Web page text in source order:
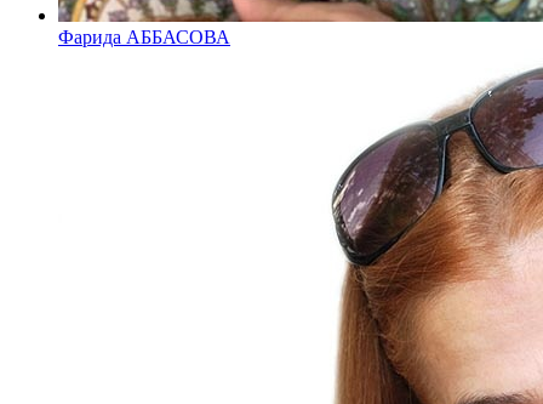
Фарида АББАСОВА